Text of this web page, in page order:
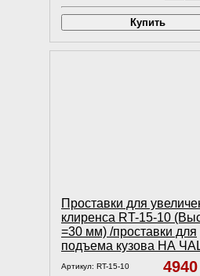
Купить
Проставки для
клиренса RT-15-10
=30 мм) /проставки для
подъема кузова НА
Артикул: RT-15-10